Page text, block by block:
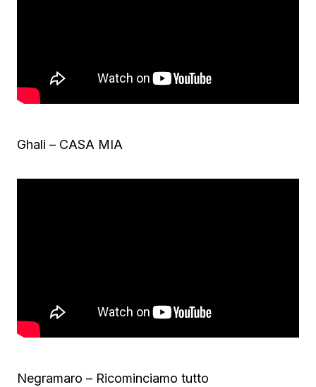
Ghali – CASA MIA
Negramaro – Ricominciamo tutto